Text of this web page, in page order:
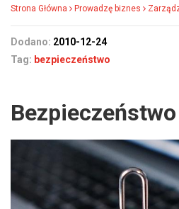
Strona Główna Prowadzę biznes
Dodano: 2010-12-24
Tag: bezpieczeństwo